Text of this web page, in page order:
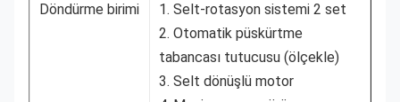
Döndürme birimi
1. Selt-rotasyon sistemi 2 set
2. Otomatik püskürtme
tabancası tutucusu (ölçekle)
3. Selt dönüşlü motor